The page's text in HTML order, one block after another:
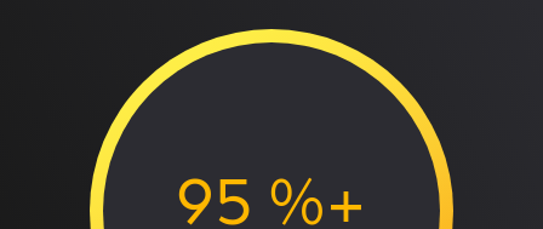
95 %+